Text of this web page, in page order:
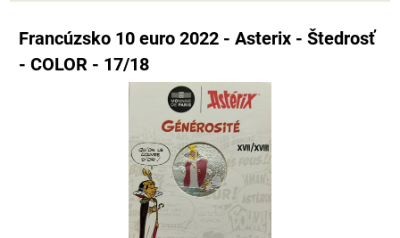
Francúzsko 10 euro 2022 - Asterix - Štedrosť
- COLOR - 17/18